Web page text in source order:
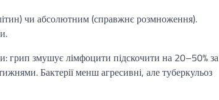
чи абсолютним (справжнє розмноження).
грип змушує лімфоцити підскочити на 20–50% за
Бактерії менш агресивні, але туберкульоз